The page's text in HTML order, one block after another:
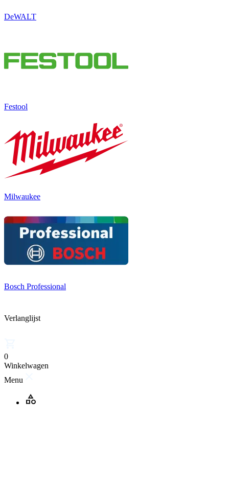
DeWALT
Festool
Milwaukee
Bosch Professional
Verlanglijst
0
Winkelwagen
Menu